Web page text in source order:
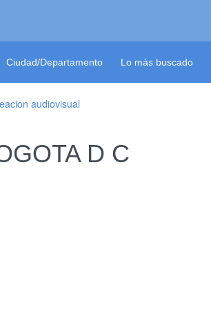
Ciudad/Departamento Lo más buscado
audiovisual
D C